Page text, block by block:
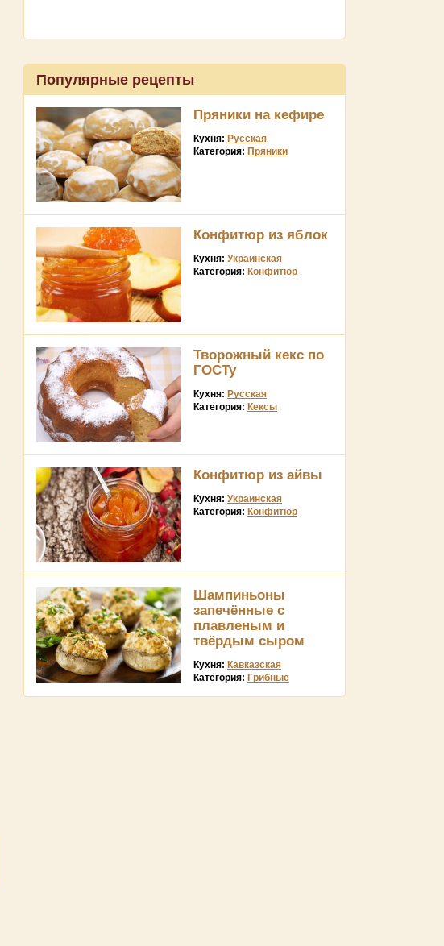
Популярные рецепты
Пряники на кефире
Кухня: Русская
Категория: Пряники
Конфитюр из яблок
Кухня: Украинская
Категория: Конфитюр
Творожный кекс по
ГОСТу
Кухня: Русская
Категория: Кексы
Конфитюр из айвы
Кухня: Украинская
Категория: Конфитюр
Шампиньоны
запечённые с
плавленым и
твёрдым сыром
Кухня: Кавказская
Категория: Грибные